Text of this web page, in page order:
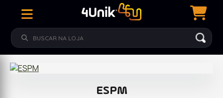
ESPM